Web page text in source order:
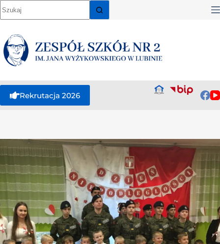
Rekrutacja 2026